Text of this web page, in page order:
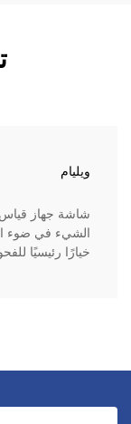
ويليام
شاشة جهاز
الشيء في ضوء
خيارًا رئيسيًا